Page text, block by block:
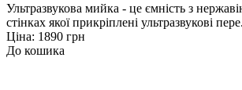
Ультразвукова мийка - це ємність з
стінках якої прикріплені ультразвукові
Ціна: 1890 грн
До кошика